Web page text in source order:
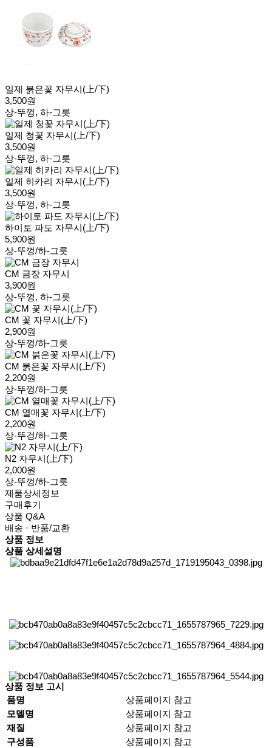
일제 붉은꽃 자무시(上/下)
3,500원
상-뚜껑, 하-그릇
일제 청꽃 자무시(上/下)
3,500원
상-뚜껑, 하-그릇
일제 히카리 자무시(上/下)
3,500원
상-뚜껑, 하-그릇
하이토 파도 자무시(上/下)
5,900원
상-뚜껑/하-그릇
CM 금장 자무시
3,900원
상-뚜껑, 하-그릇
CM 꽃 자무시(上/下)
2,900원
상-뚜껑/하-그릇
CM 붉은꽃 자무시(上/下)
2,200원
상-뚜껑/하-그릇
CM 열매꽃 자무시(上/下)
2,200원
상-뚜겅/하-그릇
N2 자무시(上/下)
2,000원
상-뚜껑/하-그릇
제품상세정보
구매후기
상품 Q&A
배송 · 반품/교환
상품 정보
상품 상세설명
상품 정보 고시
품명
상품페이지 참고
모델명
상품페이지 참고
재질
상품페이지 참고
구성품
상품페이지 참고